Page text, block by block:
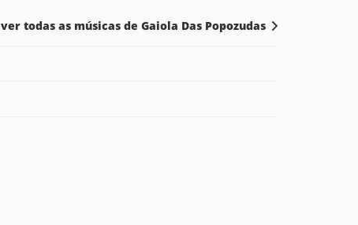
ver todas as músicas de Gaiola Das Popozudas